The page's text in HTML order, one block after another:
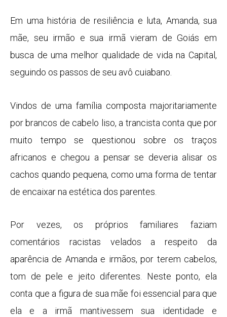
Em uma história de resiliência e luta, Amanda, sua
mãe, seu irmão e sua irmã vieram de Goiás em
busca de uma melhor qualidade de vida na Capital,
seguindo os passos de seu avô cuiabano.
Vindos de uma família composta majoritariamente
por brancos de cabelo liso, a trancista conta que por
muito tempo se questionou sobre os traços
africanos e chegou a pensar se deveria alisar os
cachos quando pequena, como uma forma de tentar
de encaixar na estética dos parentes.
Por vezes, os próprios familiares faziam
comentários racistas velados a respeito da
aparência de Amanda e irmãos, por terem cabelos,
tom de pele e jeito diferentes. Neste ponto, ela
conta que a figura de sua mãe foi essencial para que
ela e a irmã mantivessem sua identidade e